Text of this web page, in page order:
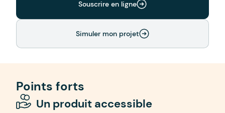
Souscrire en ligne
Simuler mon projet
Points forts
Un produit accessible